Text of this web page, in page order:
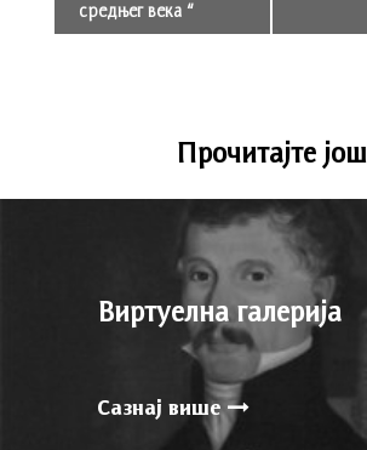
средњег века “
Прочитајте још
Виртуелна галерија
Сазнај више